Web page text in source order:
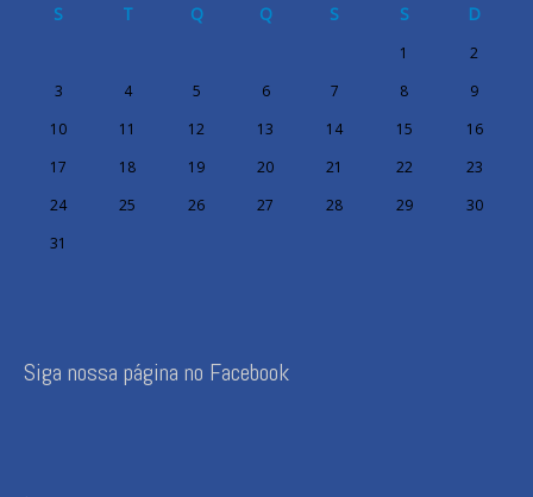
S T Q Q S S D
1
2
3
4 5 6 7 8
9
10
11 12 13 14 15
16
17
18 19 20 21 22
23
24
25 26 27 28 29
30
31
Siga nossa página no Facebook